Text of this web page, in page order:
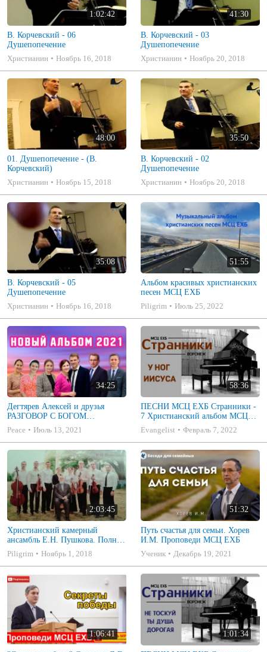
1:02:42
В. Корчевский - 06
Душепопечение
Христианин
Ноябрь 16, 2018
41:30
В. Корчевский - 03
Душепопечение
Христианин
Ноябрь 20, 2018
48:00
01. Душепопечение - (В.
Корчевский)
Христианин
Ноябрь 15, 2018
35:50
В. Корчевский - 02
Душепопечение
Христианин
Ноябрь 20, 2018
35:08
В. Корчевский - 05
Душепопечение
Христианин
Ноябрь 16, 2018
51:55
Альбом красивых христианских
песен МСЦ ЕХБ
Piligrim
Июль 25, 2022
34:25
Дегтярев Алексей и друзья
РАЗГОВОР С БОГОМ
Христианские песни МСЦ ЕХБ
2021 (7я)
Peace Июль 13, 2021
58:36
ПЕСНИ МСЦ ЕХБ Странники -
7 Христианский альбом МСЦ
ЕХБ
Evangelist Февраль 7, 2022
2:03:45
Христианский камерный
ансамбль Е.Н. Пушкова. Полное
собрание
Piligrim Ноябрь 1, 2018
51:32
Путь счастья для семьи. Хорев
И.М. Проповеди МСЦ ЕХБ
Ученик
Декабрь 19, 2021
1:06:41 1:01:34